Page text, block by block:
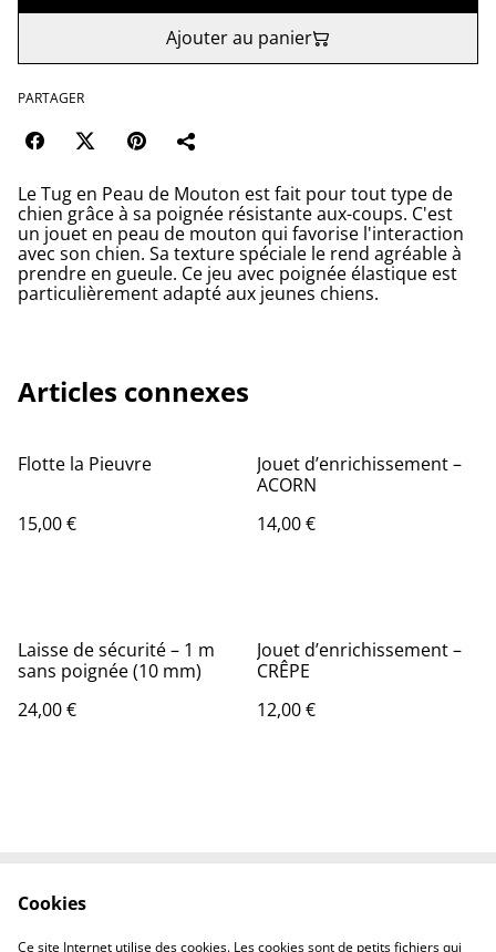
Ajouter au panier
PARTAGER
Le Tug en Peau de Mouton est fait pour tout type de
chien grâce à sa poignée résistante aux-coups. C'est
un jouet en peau de mouton qui favorise l'interaction
avec son chien. Sa texture spéciale le rend agréable à
prendre en gueule. Ce jeu avec poignée élastique est
particulièrement adapté aux jeunes chiens.
Articles connexes
Flotte la Pieuvre
15,00 €
Jouet d’enrichissement –
ACORN
14,00 €
Laisse de sécurité – 1 m
sans poignée (10 mm)
24,00 €
Jouet d’enrichissement –
CRÊPE
12,00 €
Politique de
Politique de cookies
Cookies
Ce site Internet utilise des cookies. Les cookies sont de petits fichiers qui